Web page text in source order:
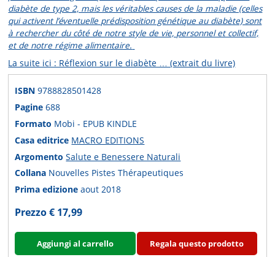
diabète de type 2, mais les véritables causes de la maladie (celles
qui activent l’éventuelle prédisposition génétique au diabète) sont
à rechercher du côté de notre style de vie, personnel et collectif,
et de notre régime alimentaire.
La suite ici : Réflexion sur le diabète … (extrait du livre)
ISBN9788828501428
Pagine688
Formato Mobi - EPUB KINDLE
Casa editrice MACRO EDITIONS
ArgomentoSalute e Benessere Naturali
Collana Nouvelles Pistes Thérapeutiques
Prima edizioneaout 2018
Prezzo € 17,99
Aggiungi al carrello Regala questo prodotto